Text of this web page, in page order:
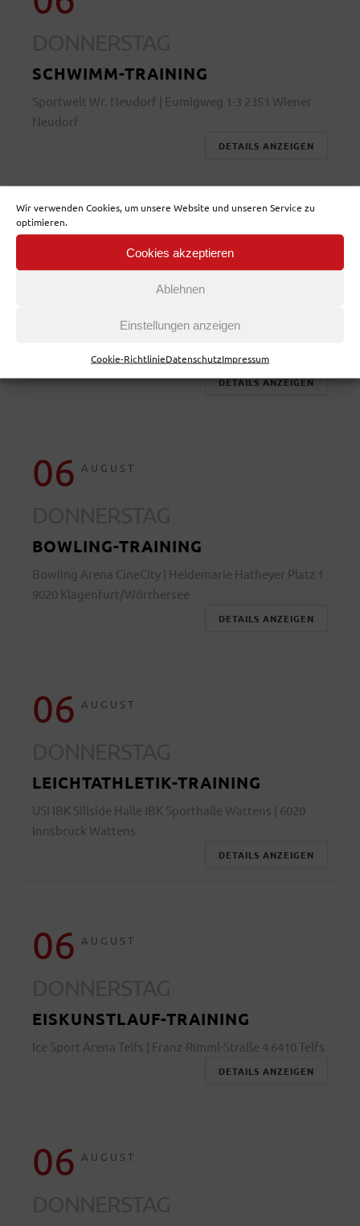
Wir verwenden Cookies, um unsere Website und unseren Service zu
optimieren.
Cookies akzeptieren
Ablehnen
Einstellungen anzeigen
Cookie-RichtlinieDatenschutzImpressum
SCHWIMM-TRAINING
Sportwelt Wr. Neudorf | Eumigweg 1-3 2351 Wiener
Neudorf
DETAILS ANZEIGEN
06 AUGUST
DONNERSTAG
ESV Leopoldau | Oswald-Redlich- Strasse 17a 1210
DETAILS ANZEIGEN
06 AUGUST
BOWLING-TRAINING
Bowling Arena CineCity | Heidemarie Hatheyer Platz 1
9020 Klagenfurt/Wörthersee
DETAILS ANZEIGEN
06 AUGUST
LEICHTATHLETIK-TRAINING
USI IBK Sillside Halle IBK Sporthalle Wattens | 6020
Innsbruck Wattens
DETAILS ANZEIGEN
06 AUGUST
EISKUNSTLAUF-TRAINING
Ice Sport Arena Telfs | Franz-Rimml-Straße 4 6410 Telfs
DETAILS ANZEIGEN
06 AUGUST